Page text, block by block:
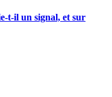
t-il un signal, et sur